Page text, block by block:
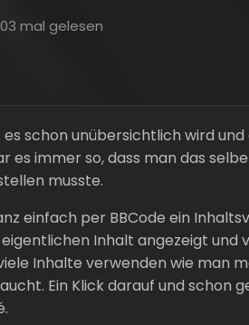
mal gelesen
schon unübersichtlich wird und
es immer so, dass man das
musste.
einfach per BBCode ein
Inhalt angezeigt und
Inhalte verwenden wie man
Ein Klick darauf und schon